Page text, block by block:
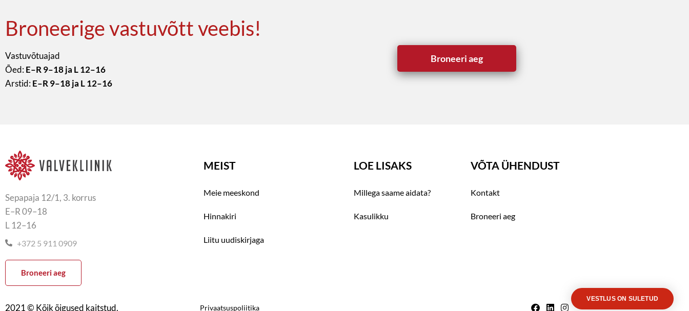
Broneerige vastuvõtt veebis!
Vastuvõtuajad
Õed:E–R 9–18 ja L 12–16
Arstid:E–R 9–18 ja L 12–16
Broneeri aeg
Sepapaja 12/1, 3. korrus
E–R 09–18
L 12–16
+372 5 911 0909
Broneeri aeg
MEIST
Meie meeskond
Hinnakiri
Liitu uudiskirjaga
LOE LISAKS
Millega saame aidata?
Kasulikku
VÕTA ÜHENDUST
Kontakt
Broneeri aeg
2021 © Kõik õigused kaitstud. Privaatsuspoliitika